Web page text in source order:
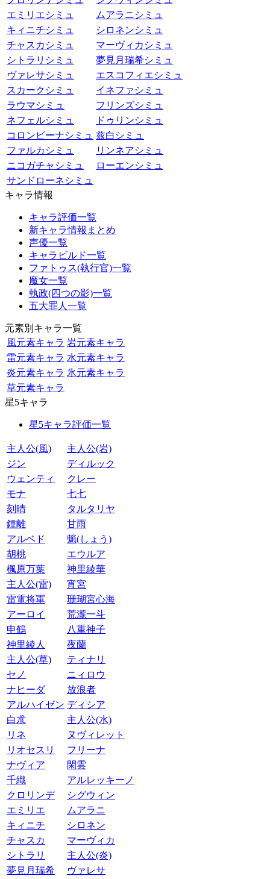
エミリエシミュ
ムアラニシミュ
キィニチシミュ
シロネンシミュ
チャスカシミュ
マーヴィカシミュ
シトラリシミュ
夢見月瑞希シミュ
ヴァレサシミュ
エスコフィエシミュ
スカークシミュ
イネファシミュ
ラウマシミュ
フリンズシミュ
ネフェルシミュ
ドゥリンシミュ
コロンビーナシミュ 兹白シミュ
ファルカシミュ
リンネアシミュ
ニコガチャシミュ
ローエンシミュ
サンドローネシミュ
キャラ情報
キャラ評価一覧
新キャラ情報まとめ
声優一覧
キャラビルド一覧
ファトゥス(執行官)一覧
魔女一覧
執政(四つの影)一覧
五大罪人一覧
元素別キャラ一覧
風元素キャラ 岩元素キャラ
雷元素キャラ 水元素キャラ
炎元素キャラ 氷元素キャラ
草元素キャラ
星5キャラ
星5キャラ評価一覧
主人公(風)
主人公(岩)
ジン
ディルック
ウェンティ
クレー
モナ
七七
刻晴
タルタリヤ
鍾離
甘雨
アルベド
魈(しょう)
胡桃
エウルア
楓原万葉
神里綾華
主人公(雷)
宵宮
雷電将軍
珊瑚宮心海
アーロイ
荒瀧一斗
申鶴
八重神子
神里綾人
夜蘭
主人公(草)
ティナリ
セノ
ニィロウ
ナヒーダ
放浪者
アルハイゼン ディシア
白朮
主人公(水)
リネ
ヌヴィレット
リオセスリ
フリーナ
ナヴィア
閑雲
千織
アルレッキーノ
クロリンデ
シグウィン
エミリエ
ムアラニ
キィニチ
シロネン
チャスカ
マーヴィカ
シトラリ
主人公(炎)
夢見月瑞希
ヴァレサ